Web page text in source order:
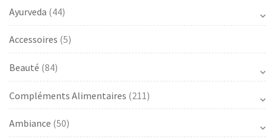
Ayurveda (44)
Accessoires (5)
Beauté (84)
Compléments Alimentaires (211)
Ambiance (50)